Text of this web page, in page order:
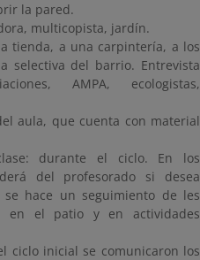
la pared.
multicopista, jardín.
tienda, a una carpintería, a los
selectiva del barrio. Entrevista
AMPA, ecologistas,
aula, que cuenta con material
durante el ciclo. En los
del profesorado si desea
hace un seguimiento de les
en el patio y en actividades
ciclo inicial se comunicaron los